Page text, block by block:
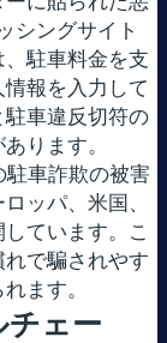
シングサイト
駐車料金を支
報を入力して
駐車違反切符の
ります。
駐車詐欺の被害
ッパ、米国、
ています。こ
で騙されやす
ます。
チェー